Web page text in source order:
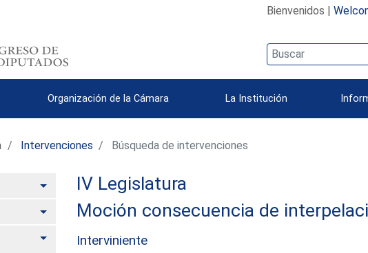
Bienvenidos |
Organización de la Cámara La Institución
Intervenciones Búsqueda de intervenciones
Alternar
Alternar
Alternar
IV Legislatura
Moción consecuencia de
Interviniente